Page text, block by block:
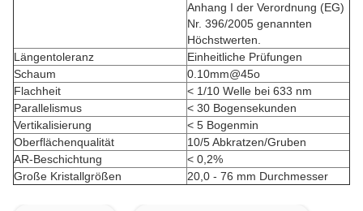
Anhang I der Verordnung (EG)
Nr. 396/2005 genannten
Höchstwerten.
Längentoleranz
Einheitliche Prüfungen
Schaum
0.10mm@45o
Flachheit
< 1/10 Welle bei 633 nm
Parallelismus
< 30 Bogensekunden
Vertikalisierung
< 5 Bogenmin
Oberflächenqualität
10/5 Abkratzen/Gruben
AR-Beschichtung
< 0,2%
Große Kristallgrößen
20,0 - 76 mm Durchmesser